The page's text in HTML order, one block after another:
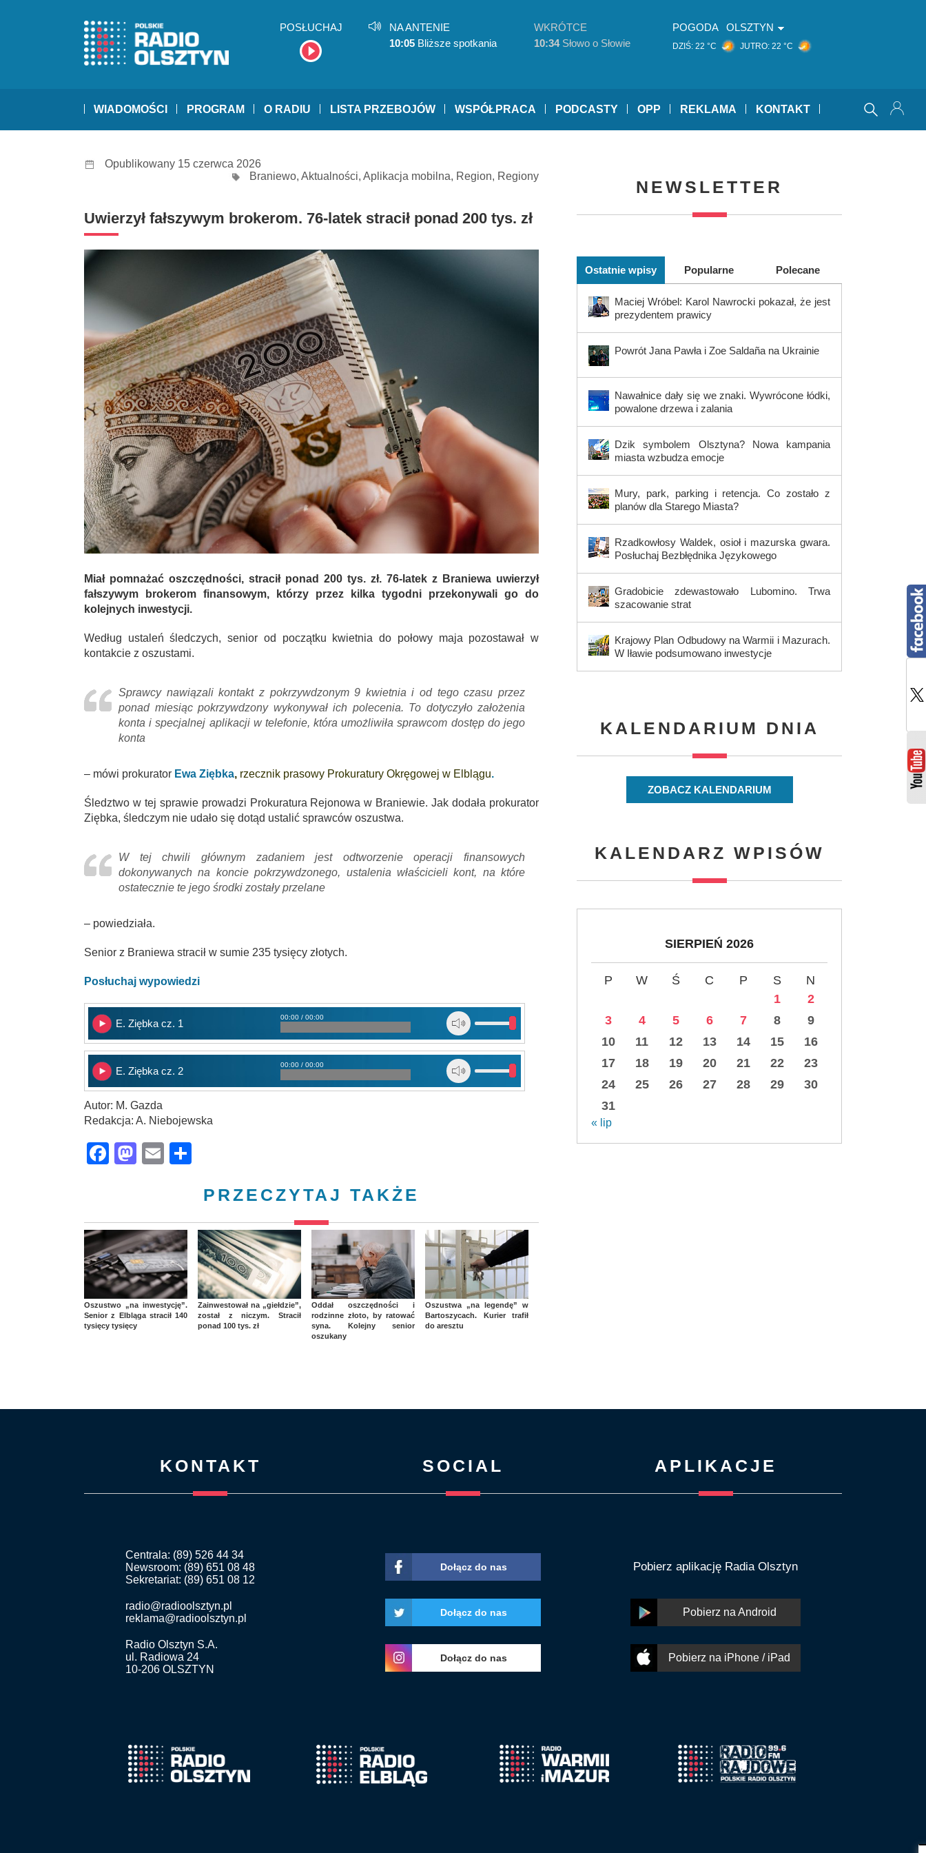
POSŁUCHAJ
NA ANTENIE
10:05 Bliższe spotkania
WKRÓTCE
10:34Słowo o Słowie
POGODA OLSZTYN
DZIŚ: 22 °C JUTRO: 22 °C
WIADOMOŚCI PROGRAM O RADIU LISTA PRZEBOJÓW WSPÓŁPRACA PODCASTY OPP REKLAMA KONTAKT
Opublikowany 15 czerwca 2026
Braniewo, Aktualności, Aplikacja mobilna, Region, Regiony
Uwierzył fałszywym brokerom. 76-latek stracił ponad 200 tys. zł
Miał pomnażać oszczędności, stracił ponad 200 tys. zł. 76-latek z Braniewa uwierzył
fałszywym brokerom finansowym, którzy przez kilka tygodni przekonywali go do
kolejnych inwestycji.
Według ustaleń śledczych, senior od początku kwietnia do połowy maja pozostawał w
kontakcie z oszustami.
Sprawcy nawiązali kontakt z pokrzywdzonym 9 kwietnia i od tego czasu przez
ponad miesiąc pokrzywdzony wykonywał ich polecenia. To dotyczyło założenia
konta i specjalnej aplikacji w telefonie, która umożliwiła sprawcom dostęp do jego
konta
– mówi prokurator Ewa Ziębka, rzecznik prasowy Prokuratury Okręgowej w Elblągu.
Śledztwo w tej sprawie prowadzi Prokuratura Rejonowa w Braniewie. Jak dodała prokurator
Ziębka, śledczym nie udało się dotąd ustalić sprawców oszustwa.
W tej chwili głównym zadaniem jest odtworzenie operacji finansowych
dokonywanych na koncie pokrzywdzonego, ustalenia właścicieli kont, na które
ostatecznie te jego środki zostały przelane
– powiedziała.
Senior z Braniewa stracił w sumie 235 tysięcy złotych.
Posłuchaj wypowiedzi
E. Ziębka cz. 1
00:00 / 00:00
E. Ziębka cz. 2
00:00 / 00:00
Autor: M. Gazda
Redakcja: A. Niebojewska
Facebook
Mastodon
Email
PRZECZYTAJ TAKŻE
Oszustwo „na inwestycję”.
Senior z Elbląga stracił 140
tysięcy tysięcy
Zainwestował na „giełdzie”,
został z niczym. Stracił
ponad 100 tys. zł
Oddał oszczędności i
rodzinne złoto, by ratować
syna. Kolejny senior
oszukany
Oszustwa „na legendę” w
Bartoszycach. Kurier trafił
do aresztu
NEWSLETTER
Ostatnie wpisy Popularne Polecane
Maciej Wróbel: Karol Nawrocki pokazał, że jest
prezydentem prawicy
Powrót Jana Pawła i Zoe Saldaña na Ukrainie
Nawałnice dały się we znaki. Wywrócone łódki,
powalone drzewa i zalania
Dzik symbolem Olsztyna? Nowa kampania
miasta wzbudza emocje
Mury, park, parking i retencja. Co zostało z
planów dla Starego Miasta?
Rzadkowłosy Waldek, osioł i mazurska gwara.
Posłuchaj Bezbłędnika Językowego
Gradobicie zdewastowało Lubomino. Trwa
szacowanie strat
Krajowy Plan Odbudowy na Warmii i Mazurach.
W Iławie podsumowano inwestycje
KALENDARIUM DNIA
ZOBACZ KALENDARIUM
KALENDARZ WPISÓW
SIERPIEŃ 2026
P W Ś C P S
N
1
2
3
4 5 6 7 8
9
10
11 12 13 14 15
16
17
18 19 20 21 22
23
24
25 26 27 28 29
30
31
« lip
KONTAKT
Centrala: (89) 526 44 34
Newsroom: (89) 651 08 48
Sekretariat: (89) 651 08 12
radio@radioolsztyn.pl
reklama@radioolsztyn.pl
Radio Olsztyn S.A.
ul. Radiowa 24
10-206 OLSZTYN
SOCIAL
Dołącz do nas
Dołącz do nas
Dołącz do nas
APLIKACJE
Pobierz aplikację Radia Olsztyn
Pobierz na Android
Pobierz na iPhone / iPad